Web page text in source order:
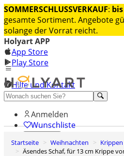
SOMMERSCHLUSSVERKAUF:
gesamte Sortiment. Angebote
solange der Vorrat reicht.
Holyart APP
App Store
Play Store
Hilfe und Kontakt
Entdecken Sie Premium
Anmelden
Wunschliste
0
Warenkorb
Startseite Weihnachten Krippen
Äsendes Schaf, für 13 cm Krippe